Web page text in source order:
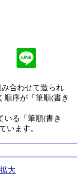
合わせて造られ
順序が「筆順(書き
いる「筆順(書き
います。
大